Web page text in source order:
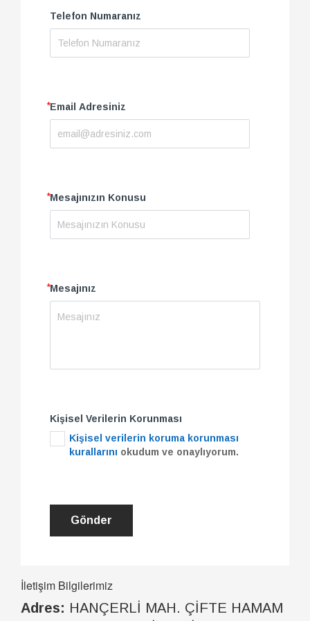
Telefon Numaranız
Email Adresiniz
*
Mesajınızın Konusu
*
Mesajınız
*
Kişisel Verilerin Korunması
Kişisel verilerin koruma korunması
kurallarını okudum ve onaylıyorum.
İletişim Bilgilerimiz
Adres: HANÇERLİ MAH. ÇİFTE HAMAM